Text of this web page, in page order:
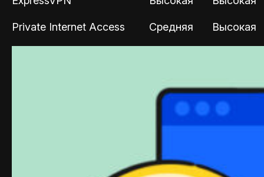
Private Internet Access Средняя Высокая